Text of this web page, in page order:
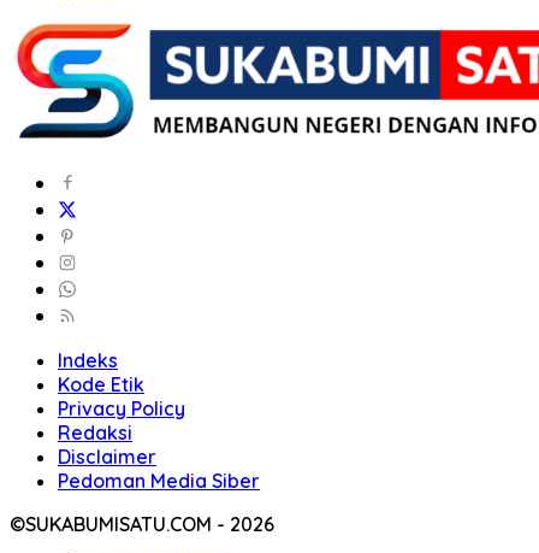
Indeks
Kode Etik
Privacy Policy
Redaksi
Disclaimer
Pedoman Media Siber
©SUKABUMISATU.COM - 2026